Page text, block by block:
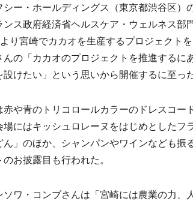
シー・ホールディングス（東京都渋谷区）
ンス政府経済省ヘルスケア・ウェルネス部
り宮崎でカカオを生産するプロジェクト
んの「カカオのプロジェクトを推進する
けたい」という思いから開催するに至った
や青のトリコロールカラーのドレスコー
場にはキッシュロレーヌをはじめとした
ん」のほか、シャンパンやワインなども
のお披露目も行われた。
ワ・コンブさんは「宮崎には農業の力、